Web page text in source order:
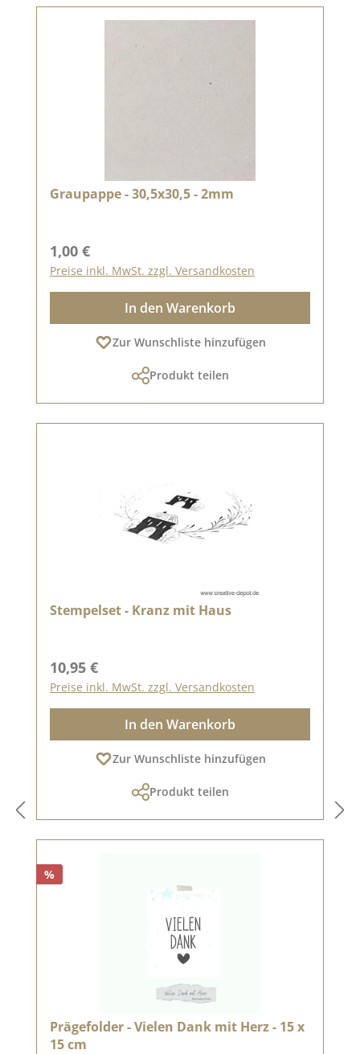
Graupappe - 30,5x30,5 - 2mm
Regulärer Preis:
1,00 €
Preise inkl. MwSt. zzgl. Versandkosten
In den Warenkorb
Zur Wunschliste hinzufügen
Produkt teilen
Stempelset - Kranz mit Haus
Regulärer Preis:
10,95 €
Preise inkl. MwSt. zzgl. Versandkosten
In den Warenkorb
Zur Wunschliste hinzufügen
Produkt teilen
%
Prägefolder - Vielen Dank mit Herz - 15 x
15 cm